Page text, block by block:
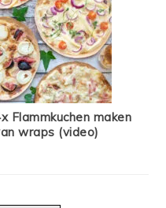
Flammkuchen maken
wraps (video)